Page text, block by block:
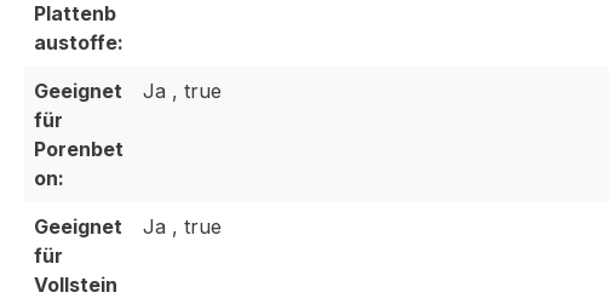
Plattenb
austoffe:
Geeignet
für
Porenbet
on:
Ja , true
Geeignet
für
Vollstein
Ja , true